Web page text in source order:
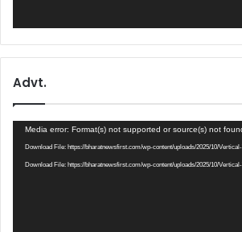
Advt.
Video
Player
Media error: Format(s) not supported or source(s) not
Download File: https://bharatnewsfirst.com/wp-content/uploads/2025/10/
Download File: https://bharatnewsfirst.com/wp-content/uploads/2025/10/